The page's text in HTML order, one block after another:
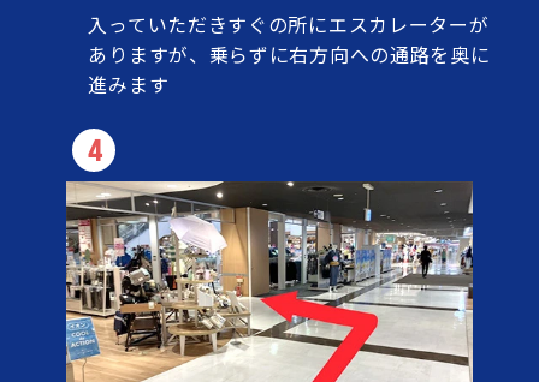
入っていただきすぐの所にエスカレーターが
ありますが、乗らずに右方向への通路を奥に
進みます
4